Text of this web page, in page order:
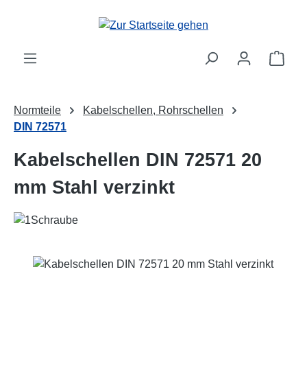
Zum Hauptinhalt springen
Normteile
Kabelschellen, Rohrschellen
DIN 72571
Kabelschellen DIN 72571 20
mm Stahl verzinkt
Bildergalerie überspringen